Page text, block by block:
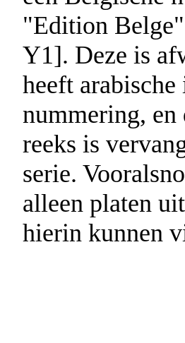
"Edition
Y1]. Deze is
heeft
nummering, en
reeks is
serie.
alleen platen
hierin kunnen